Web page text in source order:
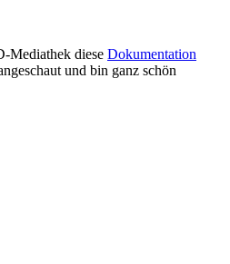
Mediathek diese Dokumentation
und bin ganz schön